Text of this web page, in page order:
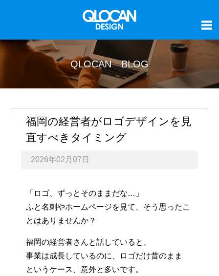
QLOCAN BLOG
福岡の経営者がロゴデザインを見
直すべきタイミング
2026年02月07日
「ロゴ、ずっとそのままだな…」
ふと名刺やホームページを見て、そう思ったこ
とはありませんか？
福岡の経営者さんと話していると、
事業は成長しているのに、ロゴだけ昔のまま
というケース、意外と多いです。